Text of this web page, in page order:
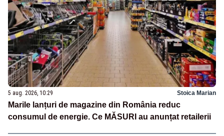
5 aug. 2026, 10:29 Stoica Marian
Marile lanțuri de magazine din România reduc
consumul de energie. Ce MĂSURI au anunțat retailerii